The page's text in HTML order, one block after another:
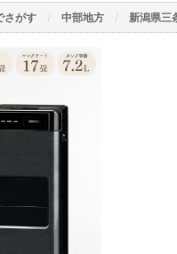
さがす 中部地方 新潟県三